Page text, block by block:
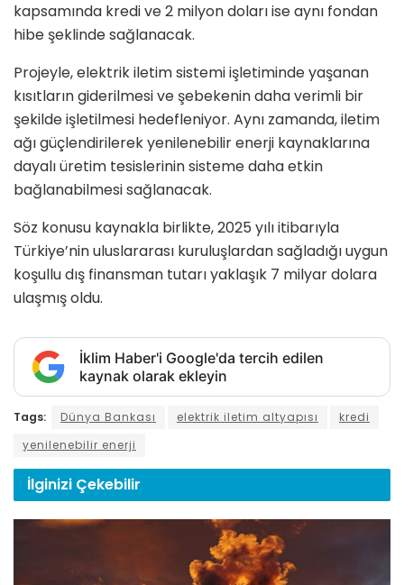
kapsamında kredi ve 2 milyon doları ise aynı fondan
hibe şeklinde sağlanacak.
Projeyle, elektrik iletim sistemi işletiminde yaşanan
kısıtların giderilmesi ve şebekenin daha verimli bir
şekilde işletilmesi hedefleniyor. Aynı zamanda, iletim
ağı güçlendirilerek yenilenebilir enerji kaynaklarına
dayalı üretim tesislerinin sisteme daha etkin
bağlanabilmesi sağlanacak.
Söz konusu kaynakla birlikte, 2025 yılı itibarıyla
Türkiye’nin uluslararası kuruluşlardan sağladığı uygun
koşullu dış finansman tutarı yaklaşık 7 milyar dolara
ulaşmış oldu.
İklim Haber'i Google'da tercih edilen
kaynak olarak ekleyin
Tags: Dünya Bankası elektrik iletim altyapısı
kredi
yenilenebilir enerji
İlginizi Çekebilir